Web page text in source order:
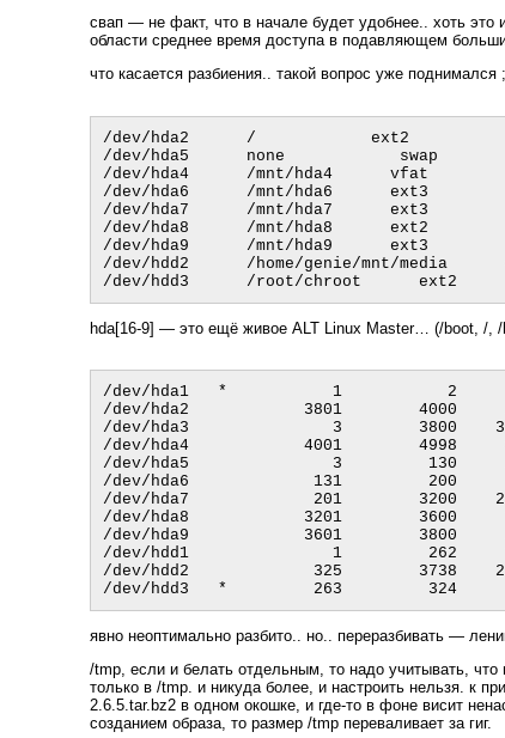
свап — не факт, что в начале будет удобнее.. хоть это
области среднее время доступа в подавляющем
что касается разбиения.. такой вопрос уже поднимался
/dev/hda2      /            ext2
/dev/hda5      none            swap
/dev/hda4      /mnt/hda4      vfat
/dev/hda6      /mnt/hda6      ext3
/dev/hda7      /mnt/hda7      ext3
/dev/hda8      /mnt/hda8      ext2
/dev/hda9      /mnt/hda9      ext3
/dev/hdd2      /home/genie/mnt/media
hda[16-9] — это ещё живое ALT Linux Master… (/boot, /, /
/dev/hda1   *           1           2
/dev/hda2            3801        4000
/dev/hda3               3        3800
/dev/hda4            4001        4998
/dev/hda5               3         130
/dev/hda6             131         200
/dev/hda7             201        3200
/dev/hda8            3201        3600
/dev/hda9            3601        3800
/dev/hdd1               1         262
/dev/hdd2             325        3738
явно неоптимально разбито.. но.. переразбивать —
/tmp, если и белать отдельным, то надо учитывать,
только в /tmp. и никуда более, и настроить нельзя. к
2.6.5.tar.bz2 в одном окошке, и где-то в фоне висит
созданием образа, то размер /tmp переваливает за гиг.